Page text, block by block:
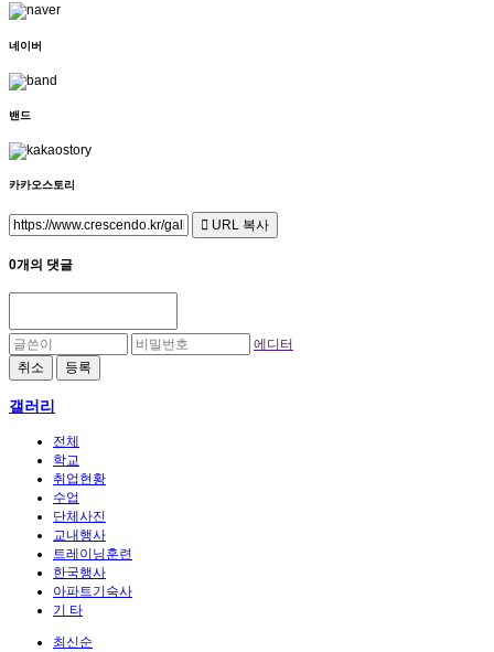
네이버
밴드
카카오스토리
URL 복사
0개의 댓글
에디터
취소
등록
갤러리
전체
학교
취업현황
수업
단체사진
교내행사
트레이닝훈련
한국행사
아파트기숙사
기 타
최신순